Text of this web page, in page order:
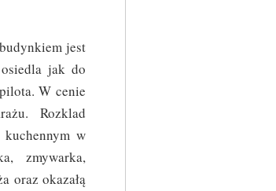
jest
jak do
W cenie
Rozklad
w
zmywarka,
oraz okazałą